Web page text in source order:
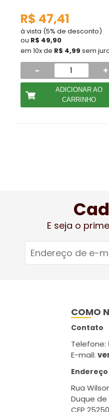
R$ 47,41
à vista (5% de desconto)
ou R$ 49,90
em 10x de R$ 4,99 sem
- +
ADICIONAR AO
CARRINHO
E seja o
COMO
Contato
Telefone:
E-mail:
Endereço
Rua
Duque de
CEP